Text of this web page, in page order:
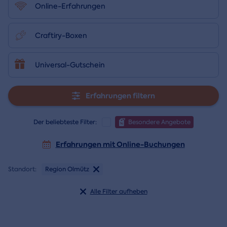
Online-Erfahrungen
Craftiry-Boxen
Universal-Gutschein
Erfahrungen filtern
Der beliebteste Filter: Besondere Angebote
Erfahrungen mit Online-Buchungen
Standort: Region Olmütz
Alle Filter aufheben